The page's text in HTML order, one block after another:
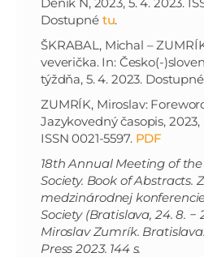
Dostupné tu.
ŠKRABAL, Michal –
veverička. In: Česko(-
týždňa, 5. 4. 2023. Dostupné
ZUMRÍK, Miroslav:
Jazykovedný časopis, 2023,
ISSN 0021-5597. PDF
18th Annual Meeting of
Society. Book of Abstracts.
medzinárodnej
Society (Bratislava, 24. 8. −
Miroslav Zumrík.
Press 2023. 144 s.